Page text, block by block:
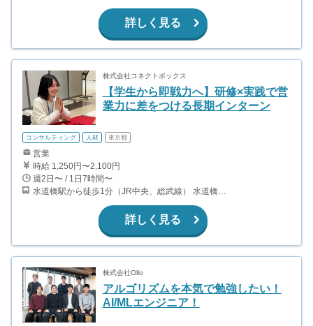
詳しく見る
株式会社コネクトボックス
【学生から即戦力へ】研修×実践で営
業力に差をつける長期インターン
コンサルティング 人材 東京都
営業
時給 1,250円〜2,100円
週2日〜 / 1日7時間〜
水道橋駅から徒歩1分（JR中央、総武線） 水道橋駅から徒歩6分（都営三田線）
詳しく見る
株式会社Ollo
アルゴリズムを本気で勉強したい！
AI/MLエンジニア！